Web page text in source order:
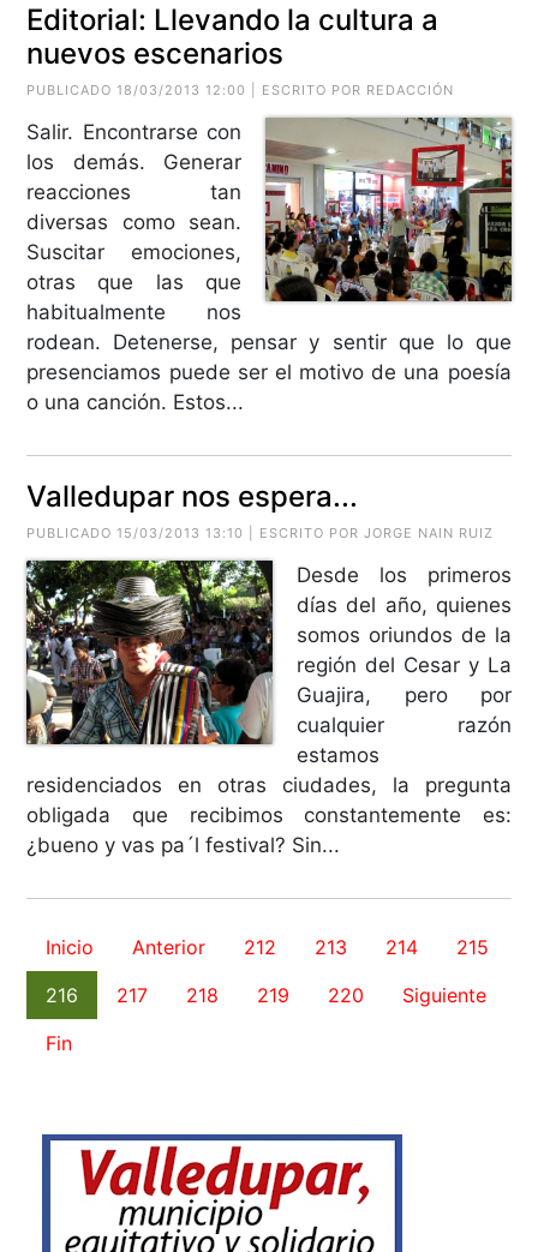
Editorial: Llevando la cultura a
nuevos escenarios
PUBLICADO 18/03/2013 12:00 | ESCRITO POR REDACCIÓN
Salir. Encontrarse con
los demás. Generar
reacciones tan
diversas como sean.
Suscitar emociones,
otras que las que
habitualmente nos
rodean. Detenerse, pensar y sentir que lo que
presenciamos puede ser el motivo de una poesía
o una canción. Estos...
Valledupar nos espera...
PUBLICADO 15/03/2013 13:10 | ESCRITO PORJORGE NAIN RUIZ
Desde los primeros
días del año, quienes
somos oriundos de la
región del Cesar y La
Guajira, pero por
cualquier razón
estamos
residenciados en otras ciudades, la pregunta
obligada que recibimos constantemente es:
¿bueno y vas pa´l festival? Sin...
Inicio Anterior 212 213 214
215
216
217 218 219 220
Siguiente
Fin